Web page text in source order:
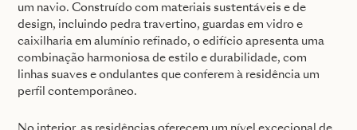
um navio. Construído com materiais sustentáveis e de
design, incluindo pedra travertino, guardas em vidro e
caixilharia em alumínio refinado, o edifício apresenta uma
combinação harmoniosa de estilo e durabilidade, com
linhas suaves e ondulantes que conferem à residência um
perfil contemporâneo.